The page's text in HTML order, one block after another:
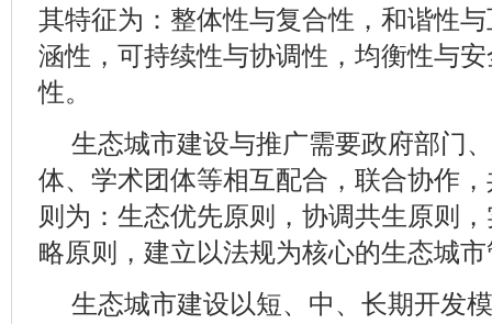
其特征为：整体性与复合性，和谐性
涵性，可持续性与协调性，均衡性与
性。
生态城市建设与推广需要政府部门
体、学术团体等相互配合，联合协作
则为：生态优先原则，协调共生原则
略原则，建立以法规为核心的生态城
生态城市建设以短、中、长期开发